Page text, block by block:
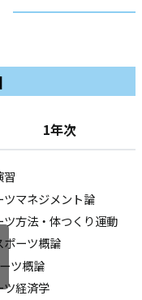
1年次
習
ツマネジメント論
ツ方法・体つくり運動
ポーツ概論
ツ概論
ツ経済学